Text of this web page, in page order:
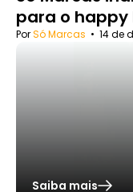
para o happy
PorSó Marcas • 14 de
Saiba mais